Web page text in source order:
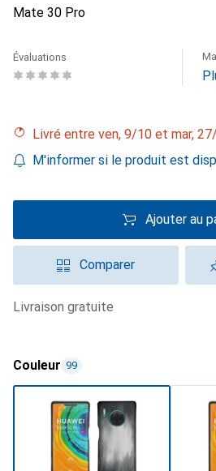
Mate 30 Pro
Évaluations
Livré entre ven, 9/10 et mar,
M'informer si le produit est
Ajouter au
Comparer
livraison gratuite
Couleur 99